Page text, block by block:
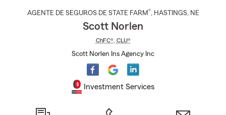
AGENTE DE SEGUROS DE STATE FARM®, HASTINGS, NE
Scott Norlen
ChFC®, CLU®
Scott Norlen Ins Agency Inc
Investment Services